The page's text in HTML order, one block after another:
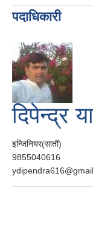
पदाधिकारी
दिपेन्द्र
इन्जिनियर(सातौं)
9855040616